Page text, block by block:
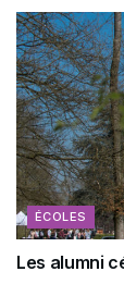
ÉCOLES
Les alumni